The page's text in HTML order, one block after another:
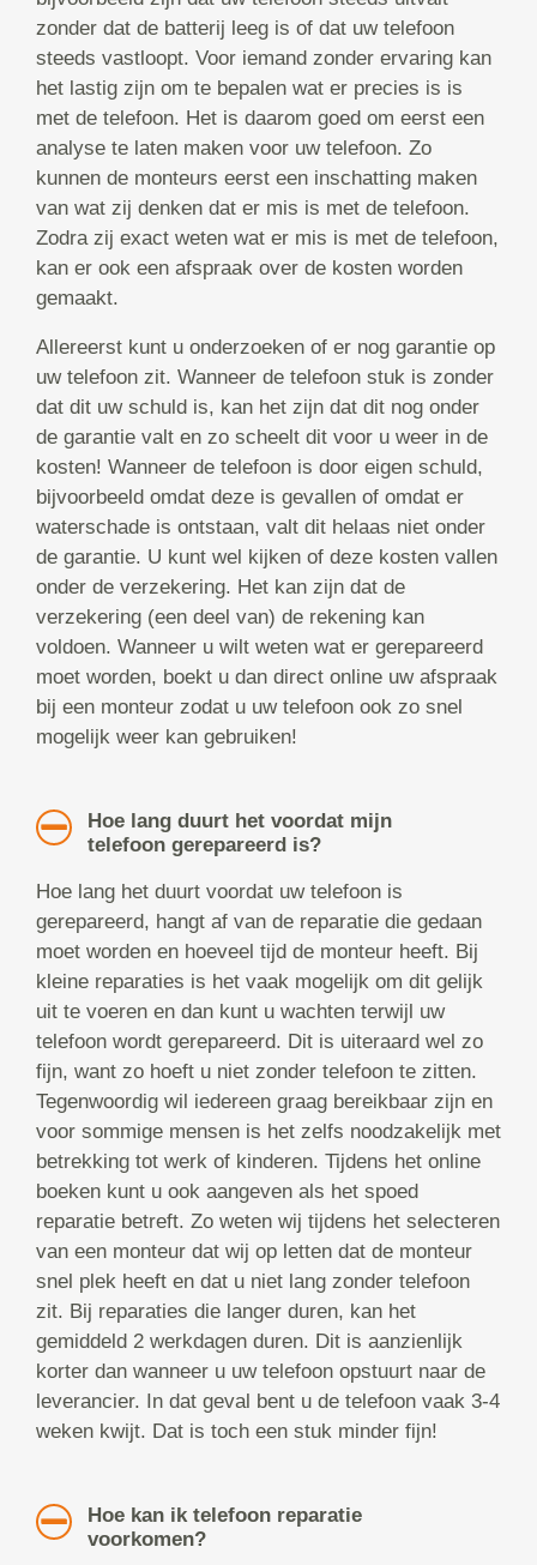
zonder dat de batterij leeg is of dat uw telefoon
steeds vastloopt. Voor iemand zonder ervaring kan
het lastig zijn om te bepalen wat er precies is is
met de telefoon. Het is daarom goed om eerst een
analyse te laten maken voor uw telefoon. Zo
kunnen de monteurs eerst een inschatting maken
van wat zij denken dat er mis is met de telefoon.
Zodra zij exact weten wat er mis is met de telefoon,
kan er ook een afspraak over de kosten worden
gemaakt.
Allereerst kunt u onderzoeken of er nog garantie op
uw telefoon zit. Wanneer de telefoon stuk is zonder
dat dit uw schuld is, kan het zijn dat dit nog onder
de garantie valt en zo scheelt dit voor u weer in de
kosten! Wanneer de telefoon is door eigen schuld,
bijvoorbeeld omdat deze is gevallen of omdat er
waterschade is ontstaan, valt dit helaas niet onder
de garantie. U kunt wel kijken of deze kosten vallen
onder de verzekering. Het kan zijn dat de
verzekering (een deel van) de rekening kan
voldoen. Wanneer u wilt weten wat er gerepareerd
moet worden, boekt u dan direct online uw afspraak
bij een monteur zodat u uw telefoon ook zo snel
mogelijk weer kan gebruiken!
Hoe lang duurt het voordat mijn
telefoon gerepareerd is?
Hoe lang het duurt voordat uw telefoon is
gerepareerd, hangt af van de reparatie die gedaan
moet worden en hoeveel tijd de monteur heeft. Bij
kleine reparaties is het vaak mogelijk om dit gelijk
uit te voeren en dan kunt u wachten terwijl uw
telefoon wordt gerepareerd. Dit is uiteraard wel zo
fijn, want zo hoeft u niet zonder telefoon te zitten.
Tegenwoordig wil iedereen graag bereikbaar zijn en
voor sommige mensen is het zelfs noodzakelijk met
betrekking tot werk of kinderen. Tijdens het online
boeken kunt u ook aangeven als het spoed
reparatie betreft. Zo weten wij tijdens het selecteren
van een monteur dat wij op letten dat de monteur
snel plek heeft en dat u niet lang zonder telefoon
zit. Bij reparaties die langer duren, kan het
gemiddeld 2 werkdagen duren. Dit is aanzienlijk
korter dan wanneer u uw telefoon opstuurt naar de
leverancier. In dat geval bent u de telefoon vaak 3-4
weken kwijt. Dat is toch een stuk minder fijn!
Hoe kan ik telefoon reparatie
voorkomen?